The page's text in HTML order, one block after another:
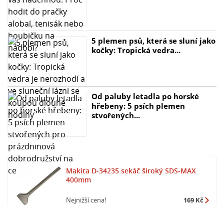
5 plemen psů, která se sluní jako
kočky: Tropická vedra...
Od paluby letadla po horské
hřebeny: 5 psích plemen
stvořených...
Makita D-34235 sekáč široký SDS-MAX
400mm
Nejnižší cena! 169 Kč